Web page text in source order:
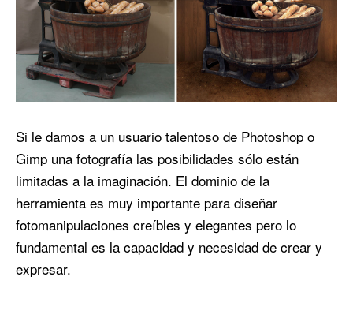
Si le damos a un usuario talentoso de Photoshop o
Gimp una fotografía las posibilidades sólo están
limitadas a la imaginación. El dominio de la
herramienta es muy importante para diseñar
fotomanipulaciones creíbles y elegantes pero lo
fundamental es la capacidad y necesidad de crear y
expresar.